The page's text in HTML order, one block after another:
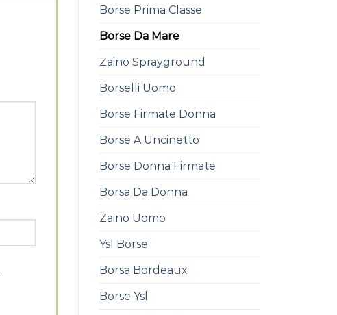
Borse Prima Classe
Borse Da Mare
Zaino Sprayground
Borselli Uomo
Borse Firmate Donna
Borse A Uncinetto
Borse Donna Firmate
Borsa Da Donna
Zaino Uomo
Ysl Borse
Borsa Bordeaux
Borse Ysl